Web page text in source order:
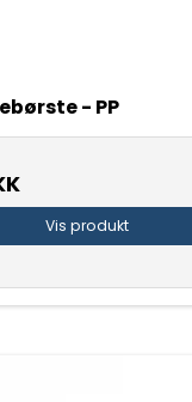
- PP
Vis produkt